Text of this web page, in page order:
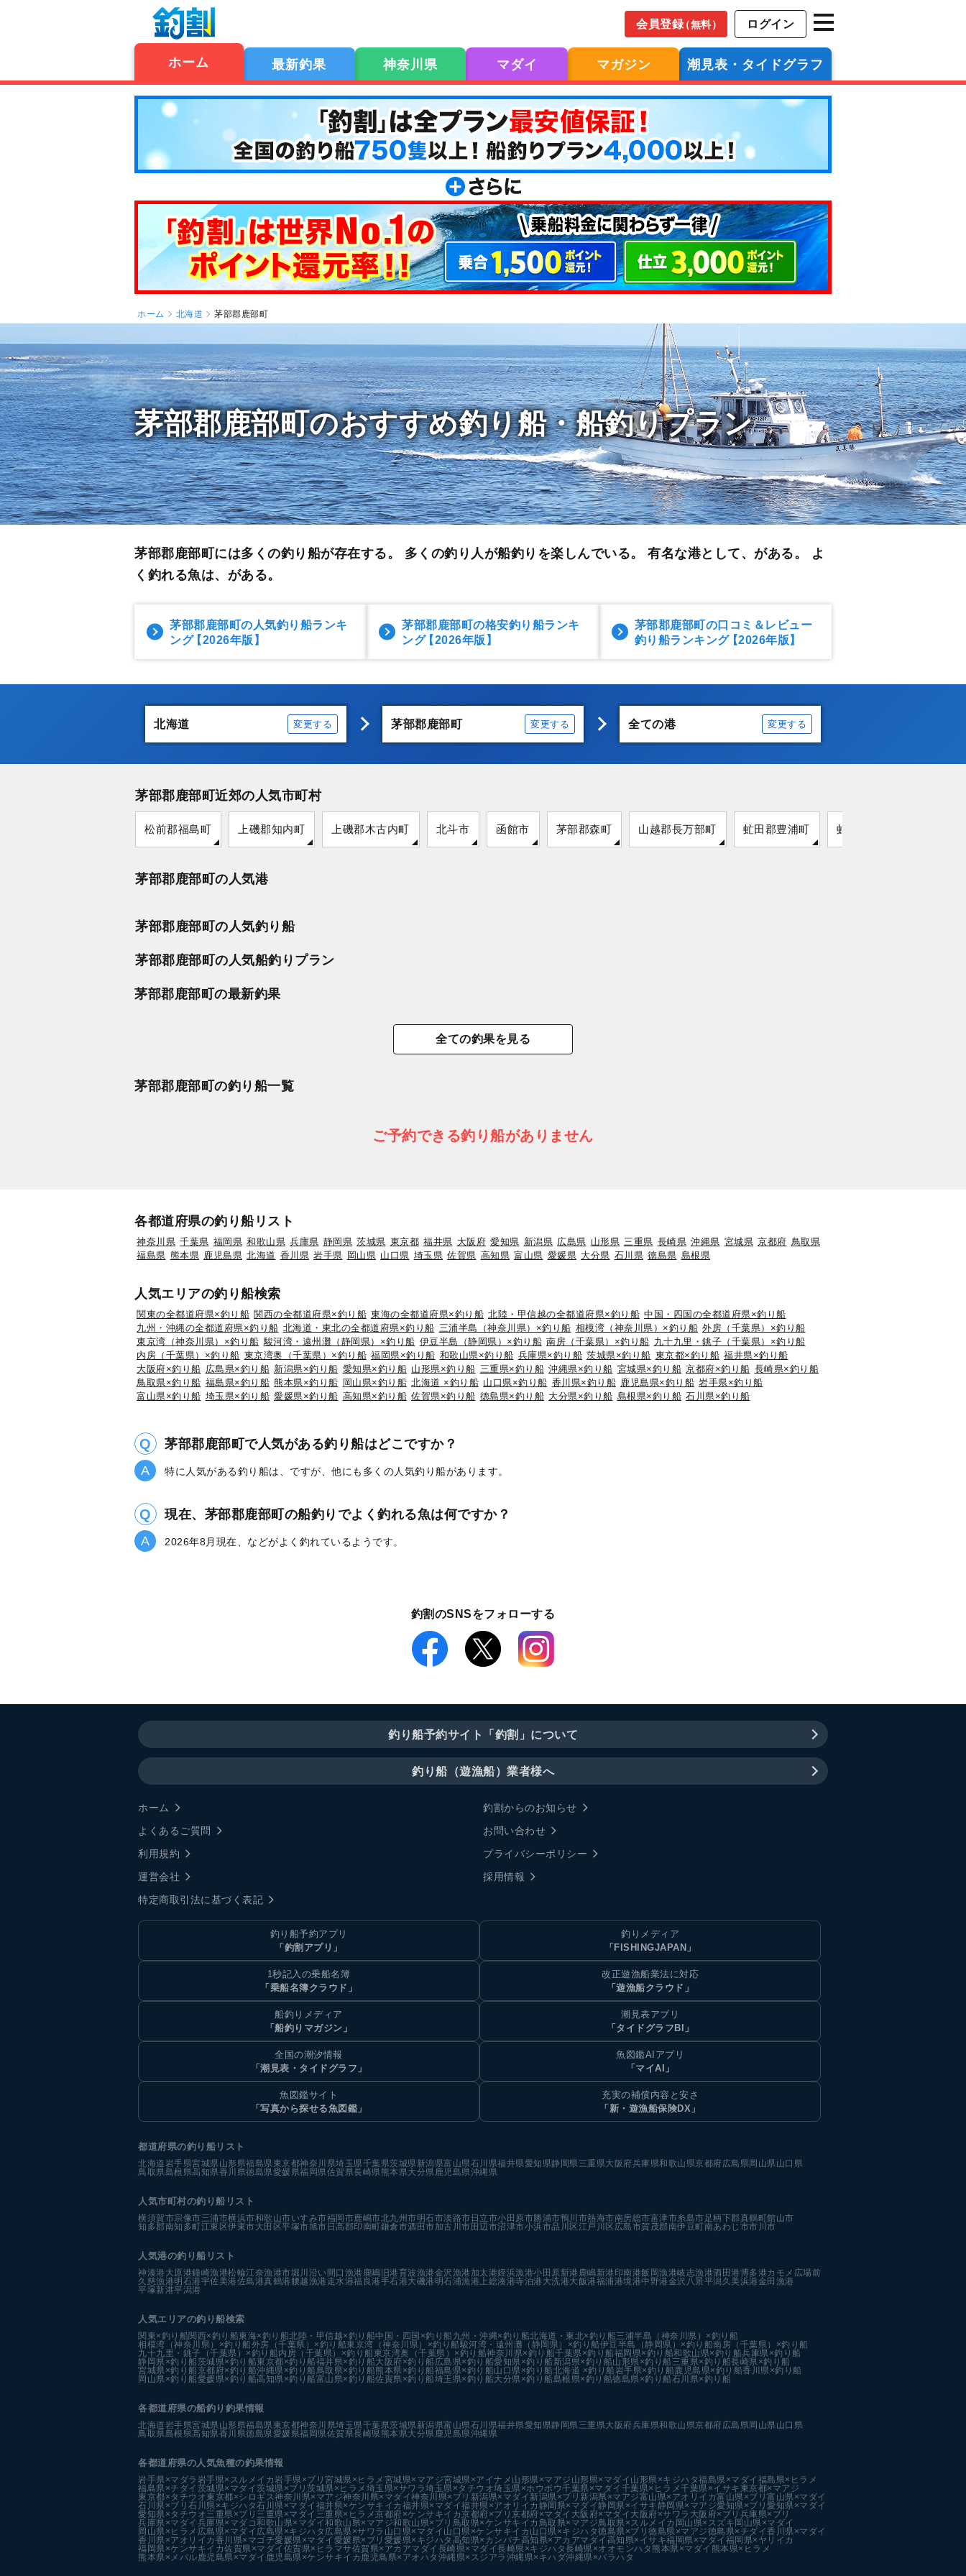
会員登録（無料） ログイン
ホーム 最新釣果 神奈川県 マダイ マガジン 潮見表・タイドグラフ
ホーム 北海道 茅部郡鹿部町
茅部郡鹿部町のおすすめ釣り船・船釣りプラン
茅部郡鹿部町には多くの釣り船が存在する。 多くの釣り人が船釣りを楽しんでいる。 有名な港として、がある。 よ
く釣れる魚は、がある。
茅部郡鹿部町の人気釣り船ランキ
ング【2026年版】
茅部郡鹿部町の格安釣り船ランキ
ング【2026年版】
茅部郡鹿部町の口コミ＆レビュー
釣り船ランキング【2026年版】
北海道 変更する 茅部郡鹿部町 変更する 全ての港 変更する
茅部郡鹿部町近郊の人気市町村
松前郡福島町 上磯郡知内町 上磯郡木古内町 北斗市 函館市 茅部郡森町 山越郡長万部町 虻田郡豊浦町 虻田郡洞爺湖町
茅部郡鹿部町の人気港
茅部郡鹿部町の人気釣り船
茅部郡鹿部町の人気船釣りプラン
茅部郡鹿部町の最新釣果
全ての釣果を見る
茅部郡鹿部町の釣り船一覧
ご予約できる釣り船がありません
各都道府県の釣り船リスト
神奈川県 千葉県 福岡県 和歌山県 兵庫県 静岡県 茨城県 東京都 福井県 大阪府 愛知県 新潟県 広島県 山形県 三重県 長崎県 沖縄県 宮城県 京都府 鳥取県
福島県 熊本県 鹿児島県 北海道 香川県 岩手県 岡山県 山口県 埼玉県 佐賀県 高知県 富山県 愛媛県 大分県 石川県 徳島県 島根県
人気エリアの釣り船検索
関東の全都道府県×釣り船 関西の全都道府県×釣り船 東海の全都道府県×釣り船 北陸・甲信越の全都道府県×釣り船 中国・四国の全都道府県×釣り船
九州・沖縄の全都道府県×釣り船 北海道・東北の全都道府県×釣り船 三浦半島（神奈川県）×釣り船 相模湾（神奈川県）×釣り船 外房（千葉県）×釣り船
東京湾（神奈川県）×釣り船 駿河湾・遠州灘（静岡県）×釣り船 伊豆半島（静岡県）×釣り船 南房（千葉県）×釣り船 九十九里・銚子（千葉県）×釣り船
内房（千葉県）×釣り船 東京湾奥（千葉県）×釣り船 福岡県×釣り船 和歌山県×釣り船 兵庫県×釣り船 茨城県×釣り船 東京都×釣り船 福井県×釣り船
大阪府×釣り船 広島県×釣り船 新潟県×釣り船 愛知県×釣り船 山形県×釣り船 三重県×釣り船 沖縄県×釣り船 宮城県×釣り船 京都府×釣り船 長崎県×釣り船
鳥取県×釣り船 福島県×釣り船 熊本県×釣り船 岡山県×釣り船 北海道 ×釣り船 山口県×釣り船 香川県×釣り船 鹿児島県×釣り船 岩手県×釣り船
富山県×釣り船 埼玉県×釣り船 愛媛県×釣り船 高知県×釣り船 佐賀県×釣り船 徳島県×釣り船 大分県×釣り船 島根県×釣り船 石川県×釣り船
茅部郡鹿部町で人気がある釣り船はどこですか？
特に人気がある釣り船は、ですが、他にも多くの人気釣り船があります。
現在、茅部郡鹿部町の船釣りでよく釣れる魚は何ですか？
2026年8月現在、などがよく釣れているようです。
釣割のSNSをフォローする
釣り船予約サイト「釣割」について
釣り船（遊漁船）業者様へ
ホーム
釣割からのお知らせ
よくあるご質問
お問い合わせ
利用規約
プライバシーポリシー
運営会社
採用情報
特定商取引法に基づく表記
釣り船予約アプリ
「釣割アプリ」
釣りメディア
「FISHINGJAPAN」
1秒記入の乗船名簿
「乗船名簿クラウド」
改正遊漁船業法に対応
「遊漁船クラウド」
船釣りメディア
「船釣りマガジン」
潮見表アプリ
「タイドグラフBI」
全国の潮汐情報
「潮見表・タイドグラフ」
魚図鑑AIアプリ
「マイAI」
魚図鑑サイト
「写真から探せる魚図鑑」
充実の補償内容と安さ
「新・遊漁船保険DX」
都道府県の釣り船リスト
北海道 岩手県宮城県 山形県福島県 東京都神奈川県埼玉県千葉県茨城県 新潟県富山県石川県福井県愛知県静岡県 三重県大阪府兵庫県和歌山県京都府広島県岡山県 山口県
鳥取県島根県高知県香川県徳島県愛媛県福岡県佐賀県長崎県 熊本県大分県 鹿児島県沖縄県
人気市町村の釣り船リスト
横須賀市宗像市三浦市横浜市和歌山市いすみ市福岡市鹿嶋市北九州市明石市淡路市 日立市小田原市勝浦市鴨川市熱海市南房総市富津市糸島市 足柄下郡真鶴町館山市
知多郡南知多町江東区伊東市大田区平塚市旭市 日高郡印南町鎌倉市酒田市加古川市田辺市沼津市小浜市品川区江戸川区 広島市賀茂郡南伊豆町南あわじ市市川市
人気港の釣り船リスト
神湊港 大原港鐘崎漁港松輪江奈漁港市堀川沿い 間口漁港 鹿嶋旧港育波漁港金沢漁港 加太港姪浜漁港小田原新港 鹿嶋新港 印南港飯岡漁港岐志漁港酒田港博多港カモメ広場前
久慈漁港明石港宇佐美港佐島港真鶴港 腰越漁港 走水港福良港手石港大磯港 明石浦漁港 上総湊港寺泊港 大洗港大飯港福浦港境港中野港金沢八景平潟久美浜港金田漁港
平塚新港平潟港
人気エリアの釣り船検索
関東×釣り船関西×釣り船東海×釣り船北陸・甲信越×釣り船中国・四国×釣り船 九州・沖縄×釣り船北海道・東北×釣り船三浦半島（神奈川県）×釣り船
相模湾（神奈川県）×釣り船外房（千葉県）×釣り船東京湾（神奈川県）×釣り船駿河湾・遠州灘（静岡県）×釣り船伊豆半島（静岡県）×釣り船南房（千葉県）×釣り船
九十九里・銚子（千葉県）×釣り船内房（千葉県）×釣り船 東京湾奥（千葉県）×釣り船神奈川県×釣り船千葉県×釣り船福岡県×釣り船和歌山県×釣り船兵庫県×釣り船
静岡県×釣り船茨城県×釣り船東京都×釣り船福井県×釣り船大阪府×釣り船 広島県×釣り船愛知県×釣り船 新潟県×釣り船山形県×釣り船 三重県×釣り船長崎県×釣り船
宮城県×釣り船京都府×釣り船沖縄県×釣り船 鳥取県×釣り船熊本県×釣り船福島県×釣り船山口県×釣り船北海道 ×釣り船 岩手県×釣り船 鹿児島県×釣り船香川県×釣り船
岡山県×釣り船愛媛県×釣り船高知県×釣り船富山県×釣り船佐賀県×釣り船埼玉県×釣り船大分県×釣り船島根県×釣り船徳島県×釣り船石川県×釣り船
各都道府県の船釣り釣果情報
北海道 岩手県宮城県 山形県福島県 東京都神奈川県埼玉県千葉県茨城県 新潟県富山県石川県福井県愛知県静岡県 三重県大阪府兵庫県和歌山県京都府広島県岡山県 山口県
鳥取県島根県高知県香川県徳島県愛媛県福岡県佐賀県長崎県 熊本県大分県 鹿児島県沖縄県
各都道府県の人気魚種の釣果情報
岩手県×マダラ 岩手県×スルメイカ 岩手県×ブリ 宮城県×ヒラメ 宮城県×マアジ宮城県×アイナメ 山形県×マアジ 山形県×マダイ 山形県×キジハタ福島県×マダイ 福島県×ヒラメ
福島県×チダイ 茨城県×マダイ茨城県×ブリ 茨城県×ヒラメ 埼玉県×サワラ埼玉県×タチウオ埼玉県×ホウボウ千葉県×マダイ 千葉県×ヒラメ千葉県×イサキ 東京都×マアジ
東京都×タチウオ東京都×シロギス神奈川県×マアジ神奈川県×マダイ神奈川県×ブリ 新潟県×マダイ 新潟県×ブリ 新潟県×マアジ富山県×アオリイカ富山県×ブリ 富山県×マダイ
石川県×ブリ 石川県×キジハタ石川県×マダイ 福井県×ケンサキイカ 福井県×マダイ福井県×アオリイカ 静岡県×マダイ静岡県×イサキ静岡県×マアジ愛知県×ブリ 愛知県×マダイ
愛知県×タチウオ三重県×ブリ 三重県×マダイ 三重県×ヒラメ京都府×ケンサキイカ京都府×ブリ 京都府×マダイ 大阪府×マダイ 大阪府×サワラ 大阪府×ブリ 兵庫県×ブリ
兵庫県×マダイ 兵庫県×マダコ和歌山県×マダイ和歌山県×マアジ和歌山県×ブリ 鳥取県×ケンサキイカ 鳥取県×マアジ鳥取県×スルメイカ 岡山県×スズキ岡山県×マダイ
岡山県×ヒラメ 広島県×マダイ 広島県×キジハタ 広島県×サワラ 山口県×マダイ 山口県×ケンサキイカ 山口県×キジハタ徳島県×ブリ 徳島県×マアジ徳島県×チダイ香川県×マダイ
香川県×アオリイカ 香川県×マゴチ愛媛県×マダイ 愛媛県×ブリ 愛媛県×キジハタ 高知県×カンパチ高知県×アカアマダイ 高知県×イサキ福岡県×マダイ 福岡県×ヤリイカ
福岡県×ケンサキイカ佐賀県×マダイ 佐賀県×ヒラマサ佐賀県×アカアマダイ 長崎県×マダイ長崎県×キジハタ長崎県×オオモンハタ 熊本県×マダイ 熊本県×ヒラメ
熊本県×メバル 鹿児島県×マダイ 鹿児島県×ケンサキイカ 鹿児島県×アオハタ 沖縄県×スジアラ 沖縄県×キハダ沖縄県×バラハタ